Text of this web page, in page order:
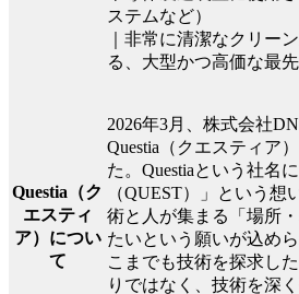
ステムなど）
｜非常に清潔なクリー
る、大型かつ高価な最先
Questia（ク
エスティ
ア）につい
て
2026年3月、株式会社
Questia（クエスティア
た。Questiaという社名
（QUEST）」という
術と人が集まる「場所
たいという願いが込め
こまでも技術を探求し
りではなく、技術を深